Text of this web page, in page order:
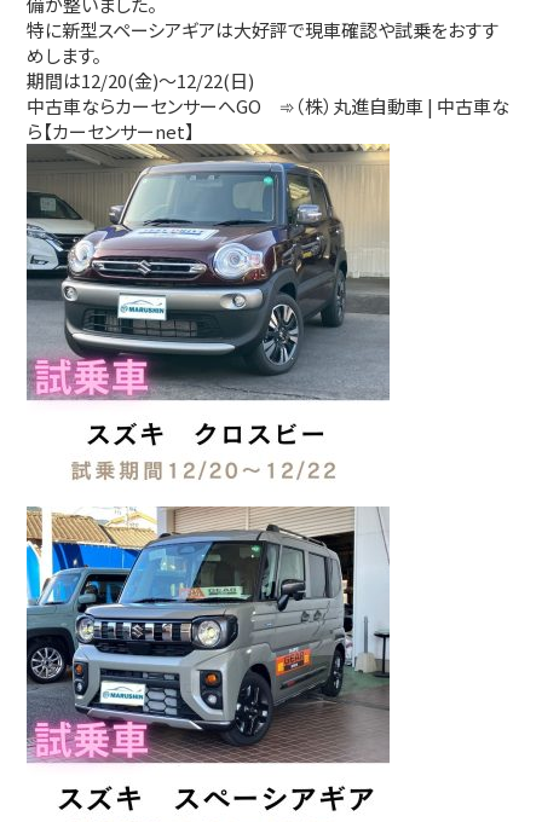
特に新型スペーシアギアは大好評で現車確認や試乗をおすす
めします。
期間は12/20(金)～12/22(日)
中古車ならカーセンサーへGO ➾（株）丸進自動車 | 中古車な
ら【カーセンサーnet】